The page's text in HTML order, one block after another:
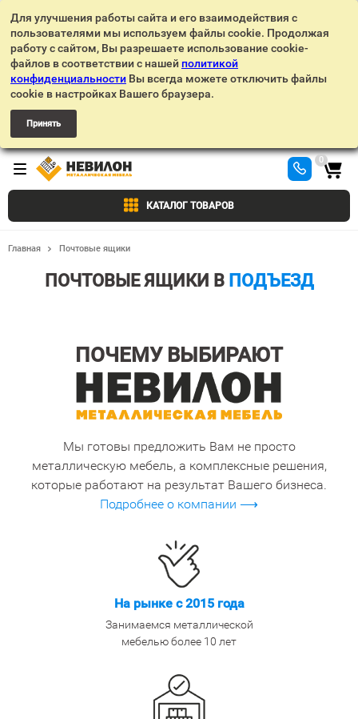
Для улучшения работы сайта и его взаимодействия с
пользователями мы используем файлы cookie. Продолжая
работу с сайтом, Вы разрешаете использование cookie-
файлов в соответствии с нашей политикой
конфиденциальности Вы всегда можете отключить файлы
cookie в настройках Вашего браузера.
Принять
КАТАЛОГ ТОВАРОВ
0
Главная Почтовые ящики
ПОЧТОВЫЕ ЯЩИКИ В ПОДЪЕЗД
ПОЧЕМУ ВЫБИРАЮТ
Мы готовы предложить Вам не просто
металлическую мебель, а комплексные решения,
которые работают на результат Вашего бизнеса.
Подробнее о компании ⟶
На рынке с 2015 года
Занимаемся металлической
мебелью более 10 лет